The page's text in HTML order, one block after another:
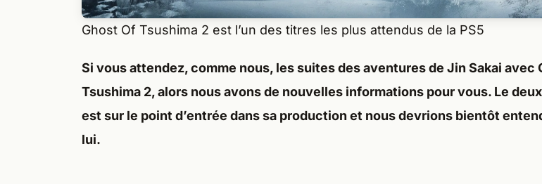
Ghost Of Tsushima 2 est l’un des titres les plus attendus de la PS5
Si vous attendez, comme nous, les suites des aventures de Jin Sakai avec
Tsushima 2, alors nous avons de nouvelles informations pour vous. Le
est sur le point d’entrée dans sa production et nous devrions bientôt
lui.